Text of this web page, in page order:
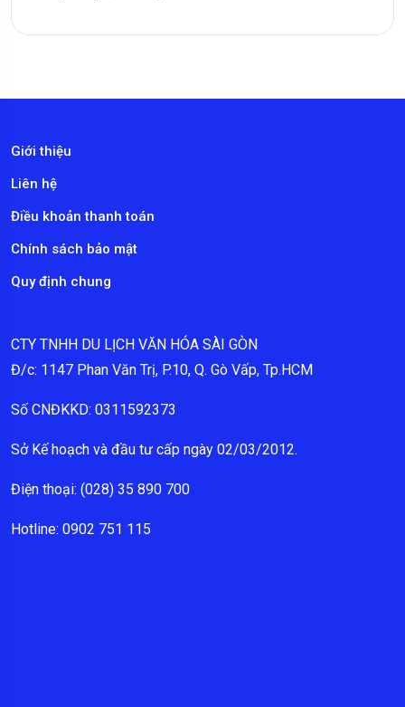
Giới thiệu
Liên hệ
Điều khoản thanh toán
Chính sách bảo mật
Quy định chung
CTY TNHH DU LỊCH VĂN HÓA SÀI GÒN
Đ/c: 1147 Phan Văn Trị, P.10, Q. Gò Vấp, Tp.HCM
Số CNĐKKD: 0311592373
Sở Kế hoạch và đầu tư cấp ngày 02/03/2012.
Điện thoại: (028) 35 890 700
Hotline: 0902 751 115